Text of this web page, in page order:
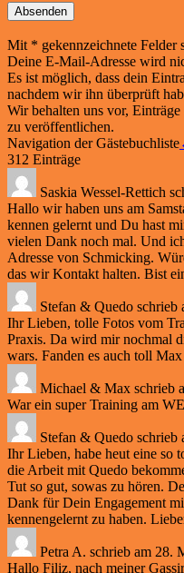
Mit * gekennzeichnete Felder
Deine E-Mail-Adresse wird
Es ist möglich, dass dein
nachdem wir ihn überprüft
Wir behalten uns vor,
zu veröffentlichen.
Navigation der Gästebuchliste
312 Einträge
Saskia Wessel-Rettich
Hallo wir haben uns am
kennen gelernt und Du hast
vielen Dank noch mal. Und
Adresse von Schmicking.
das wir Kontakt halten. Bist
Stefan & Quedo schrieb
Ihr Lieben, tolle Fotos vom
Praxis. Da wird mir nochmal
wars. Fanden es auch toll
Michael & Max schrieb
War ein super Training am
Stefan & Quedo schrieb
Ihr Lieben, habe heut eine so
die Arbeit mit Quedo
Tut so gut, sowas zu hören.
Dank für Dein Engagement
kennengelernt zu haben.
Petra A. schrieb am 28.
Hallo Filiz, nach meiner